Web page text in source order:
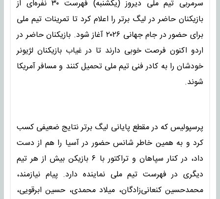
سرمربی تیم ملی دیروز (یکشنبه) فهرست ۳۰ نفره‌ای از
بازیکنان حاضر در لیگ برتر را اعلام کرد تا تمرینات تیم ملی
برای حضور در جام جهانی ۲۰۲۶ آغاز شود. بازیکنان حاضر در
اردو اکنون فرصت خوبی دارند تا در غیاب بازیکنان لژیونر
خودشان را به کادر فنی تیم ملی تحمیل کنند و مسافر آمریکا
شوند.
پرسپولیس که در مقطع پایانی لیگ برتر نتایج ضعیفی کسب
کرد و به همین خاطر شانس حضور در آسیا را هم از دست
داد، در کنار سپاهان و تراکتور با ۶ بازیکن بیش از هر تیم
دیگری در فهرست تیم ملی نماینده دارد. پیام نیازمند،
محمدحسین کنعانی‌زادگان، میلاد محمدی، حسین ابرقویی،